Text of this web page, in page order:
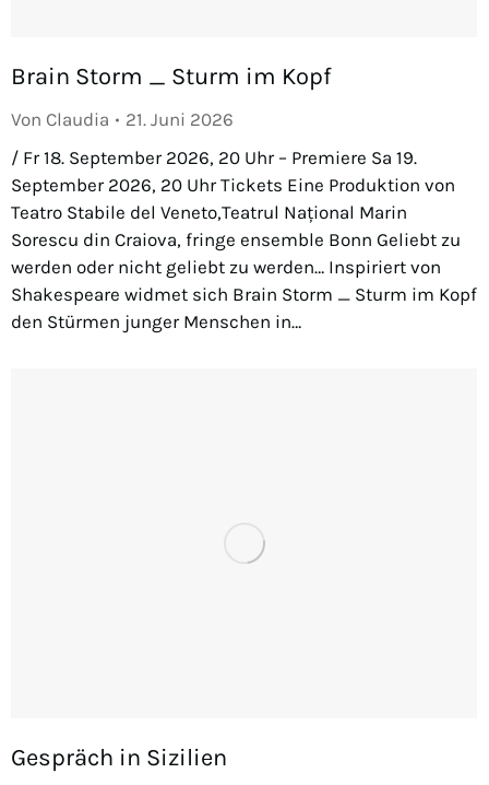
Brain Storm _ Sturm im Kopf
Von Claudia
21. Juni 2026
/ Fr 18. September 2026, 20 Uhr – Premiere Sa 19.
September 2026, 20 Uhr Tickets Eine Produktion von
Teatro Stabile del Veneto,Teatrul Național Marin
Sorescu din Craiova, fringe ensemble Bonn Geliebt zu
werden oder nicht geliebt zu werden… Inspiriert von
Shakespeare widmet sich Brain Storm _ Sturm im Kopf
den Stürmen junger Menschen in…
Gespräch in Sizilien